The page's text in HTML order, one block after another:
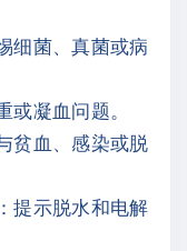
细菌、真菌或病
或凝血问题。
贫血、感染或脱
：提示脱水和电解